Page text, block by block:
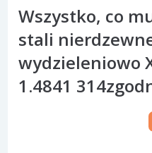
Wszystko, co
stali
wydzieleniowo
1.4841